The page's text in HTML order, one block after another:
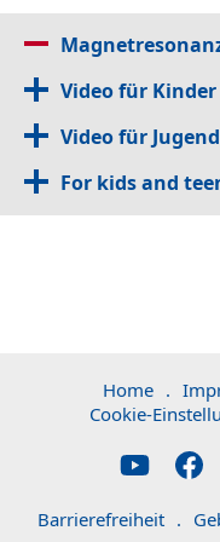
Video für Kinder
Video für
For kids and
Home .
Cookie-
Barrierefreiheit .